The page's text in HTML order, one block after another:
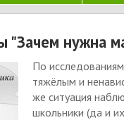
"Зачем нужна
По
тяжёлым и
же ситуация
школьники (да и